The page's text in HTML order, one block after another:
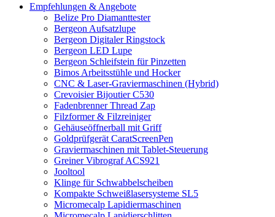
Empfehlungen & Angebote
Belize Pro Diamanttester
Bergeon Aufsatzlupe
Bergeon Digitaler Ringstock
Bergeon LED Lupe
Bergeon Schleifstein für Pinzetten
Bimos Arbeitsstühle und Hocker
CNC & Laser-Graviermaschinen (Hybrid)
Crevoisier Bijoutier C530
Fadenbrenner Thread Zap
Filzformer & Filzreiniger
Gehäuseöffnerball mit Griff
Goldprüfgerät CaratScreenPen
Graviermaschinen mit Tablet-Steuerung
Greiner Vibrograf ACS921
Jooltool
Klinge für Schwabbelscheiben
Kompakte Schweißlasersysteme SL5
Micromecalp Lapidiermaschinen